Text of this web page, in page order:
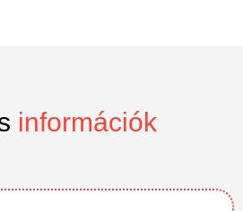
információk